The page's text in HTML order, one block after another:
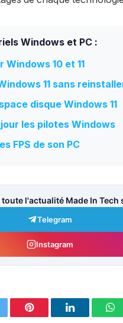
Windows et PC :
10 et 11
11 sans
disque Windows 11
les pilotes Windows
FPS de son PC
l'actualité Made In Tech
Telegram
Instagram
Pinterest LinkedIn